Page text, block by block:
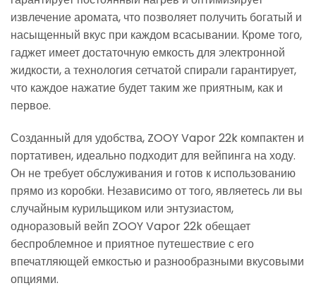
извлечение аромата, что позволяет получить богатый и
насыщенный вкус при каждом всасывании. Кроме того,
гаджет имеет достаточную емкость для электронной
жидкости, а технология сетчатой спирали гарантирует,
что каждое нажатие будет таким же приятным, как и
первое.
Созданный для удобства, ZOOY Vapor 22k компактен и
портативен, идеально подходит для вейпинга на ходу.
Он не требует обслуживания и готов к использованию
прямо из коробки. Независимо от того, являетесь ли вы
случайным курильщиком или энтузиастом,
одноразовый вейп ZOOY Vapor 22k обещает
беспроблемное и приятное путешествие с его
впечатляющей емкостью и разнообразными вкусовыми
опциями.